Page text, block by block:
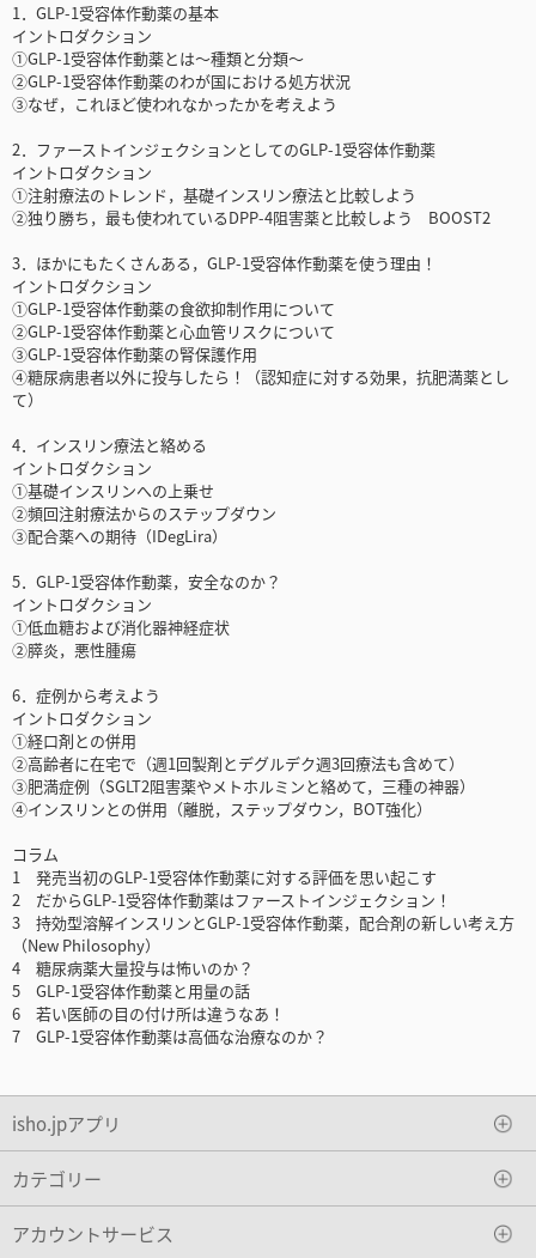
1．GLP-1受容体作動薬の基本
イントロダクション
①GLP-1受容体作動薬とは～種類と分類～
②GLP-1受容体作動薬のわが国における処方状況
③なぜ，これほど使われなかったかを考えよう
2．ファーストインジェクションとしてのGLP-1受容体作動薬
イントロダクション
①注射療法のトレンド，基礎インスリン療法と比較しよう
②独り勝ち，最も使われているDPP-4阻害薬と比較しよう BOOST2
3．ほかにもたくさんある，GLP-1受容体作動薬を使う理由！
イントロダクション
①GLP-1受容体作動薬の食欲抑制作用について
②GLP-1受容体作動薬と心血管リスクについて
③GLP-1受容体作動薬の腎保護作用
④糖尿病患者以外に投与したら！（認知症に対する効果，抗肥満薬とし
て）
4．インスリン療法と絡める
イントロダクション
①基礎インスリンへの上乗せ
②頻回注射療法からのステップダウン
③配合薬への期待（IDegLira）
5．GLP-1受容体作動薬，安全なのか？
イントロダクション
①低血糖および消化器神経症状
②膵炎，悪性腫瘍
6．症例から考えよう
イントロダクション
①経口剤との併用
②高齢者に在宅で（週1回製剤とデグルデク週3回療法も含めて）
③肥満症例（SGLT2阻害薬やメトホルミンと絡めて，三種の神器）
④インスリンとの併用（離脱，ステップダウン，BOT強化）
コラム
1 発売当初のGLP-1受容体作動薬に対する評価を思い起こす
2 だからGLP-1受容体作動薬はファーストインジェクション！
3 持効型溶解インスリンとGLP-1受容体作動薬，配合剤の新しい考え方
（New Philosophy）
4 糖尿病薬大量投与は怖いのか？
5 GLP-1受容体作動薬と用量の話
6 若い医師の目の付け所は違うなあ！
7 GLP-1受容体作動薬は高価な治療なのか？
isho.jpアプリ
カテゴリー
アカウントサービス